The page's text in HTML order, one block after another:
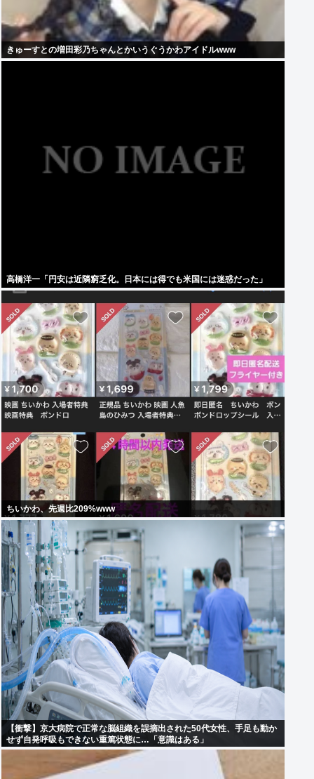
きゅーすとの増田彩乃ちゃんとかいうぐうかわアイドルwww
高橋洋一「円安は近隣窮乏化。日本には得でも米国には迷惑だった」
ちいかわ、先週比209%www
【衝撃】京大病院で正常な脳組織を誤摘出された50代女性、手足も動か
せず自発呼吸もできない重篤状態に…「意識はある」